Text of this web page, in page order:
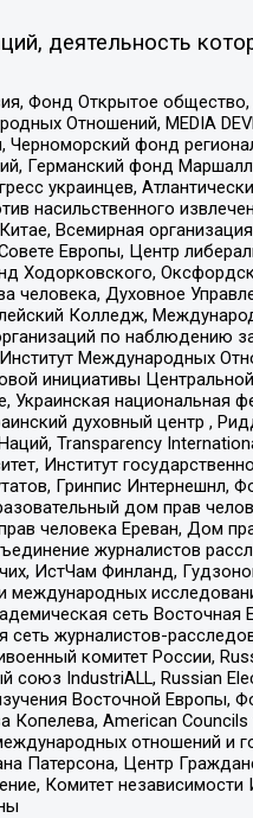
деятельность
Фонд Открытое
Отношений, MEDIA
фонд
Германский фонд
украинцев,
насильственного
Всемирная
Европы, Центр
Ходорковского,
Духовное
Колледж,
по наблюдению
Международных
инициативы
Украинская национальная
духовный центр ,
Transparеncy
Институт
Гринпис Интернешнл,
дом прав
человека Ереван, Дом
журналистов
ИстЧам Финланд,
международных
сеть Восточная
журналистов-
комитет России,
IndustriALL, Russian
Восточной Европы,
American
отношений и
Патерсона, Центр
Комитет